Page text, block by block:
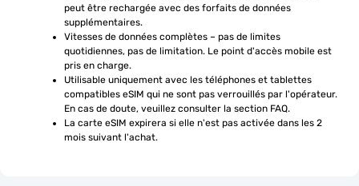
peut être rechargée avec des forfaits de données
supplémentaires.
Vitesses de données complètes – pas de limites
quotidiennes, pas de limitation. Le point d'accès mobile est
pris en charge.
Utilisable uniquement avec les téléphones et tablettes
compatibles eSIM qui ne sont pas verrouillés par l'opérateur.
En cas de doute, veuillez consulter la section FAQ.
La carte eSIM expirera si elle n'est pas activée dans les 2
mois suivant l'achat.